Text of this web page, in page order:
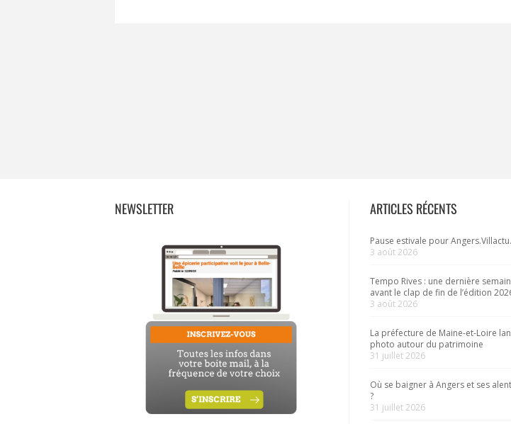
NEWSLETTER ARTICLES RÉCENTS
Pause estivale pour
3 août 2026
Tempo Rives : une dernière
avant le clap de fin de l’édition
3 août 2026
La préfecture de Maine-et-Loire
photo autour du patrimoine
31 juillet 2026
Où se baigner à Angers et ses
?
31 juillet 2026